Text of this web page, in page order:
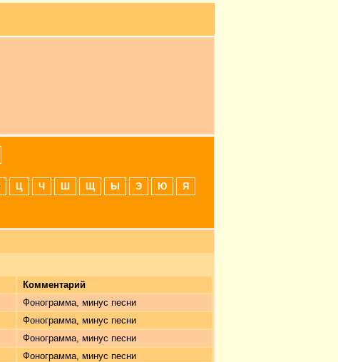
Ц Ч Ш Щ Ы Э Ю Я
Комментарий
Фонограмма, минус песни
Фонограмма, минус песни
Фонограмма, минус песни
Фонограмма, минус песни